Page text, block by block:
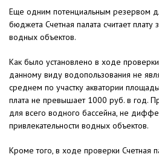
Еще одним потенциальным резервом
бюджета Счетная палата считает плату
водных объектов.
Как было установлено в ходе
данному виду водопользования не
среднем по участку акватории
плата не превышает 1000 руб. в год.
для всего водного бассейна, не
привлекательности водных объектов.
Кроме того, в ходе проверки Счетная